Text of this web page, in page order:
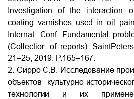
Investigation of the interaction
coating varnishes used in oil
Internat. Conf. Fundamental
(Collection of reports).
21–25, 2019. P.165–167.
2. Сирро С.В. Исследование
объектов культурно-
технологии и их